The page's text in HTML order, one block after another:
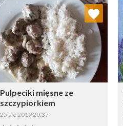
Pulpeciki mięsne ze
szczypiorkiem
25 sie 2019 20:37
Dodaj do ulubionych
Wybierz listę: